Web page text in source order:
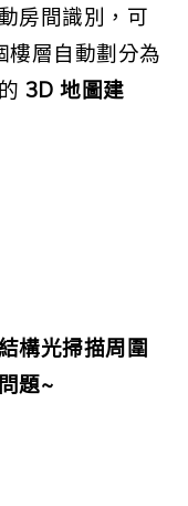
房間識別，可
樓層自動劃分為
3D 地圖建
構光掃描周圍
題~